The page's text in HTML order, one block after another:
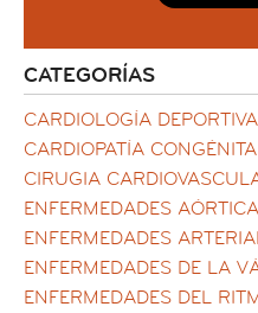
CATEGORÍAS
CARDIOLOGÍA DEPORTIVA
CARDIOPATÍA CONGÉNITA
CIRUGIA
ENFERMEDADES
ENFERMEDADES
ENFERMEDADES DE LA
ENFERMEDADES DEL